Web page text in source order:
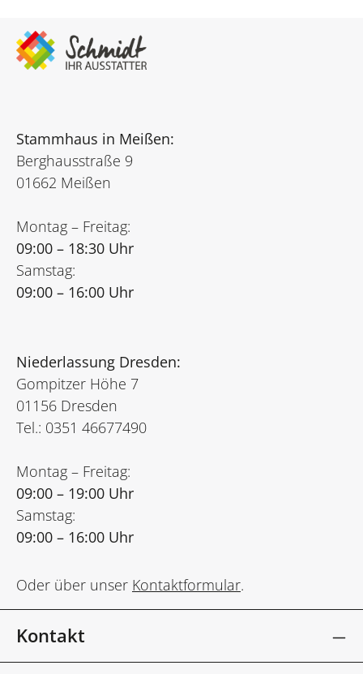
Stammhaus in Meißen:
Berghausstraße 9
01662 Meißen
Montag – Freitag:
09:00 – 18:30 Uhr
Samstag:
09:00 – 16:00 Uhr
Niederlassung Dresden:
Gompitzer Höhe 7
01156 Dresden
Tel.: 0351 46677490
Montag – Freitag:
09:00 – 19:00 Uhr
Samstag:
09:00 – 16:00 Uhr
Oder über unser Kontaktformular.
Kontakt